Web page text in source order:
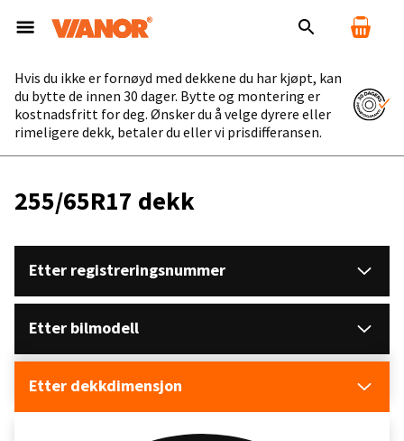
Hvis du ikke er fornøyd med dekkene du har kjøpt, kan
du bytte de innen 30 dager. Bytte og montering er
kostnadsfritt for deg. Ønsker du å velge dyrere eller
rimeligere dekk, betaler du eller vi prisdifferansen.
255/65R17 dekk
Etter registreringsnummer
Etter bilmodell
Etter dekkdimensjon